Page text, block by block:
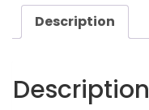
Description
Description